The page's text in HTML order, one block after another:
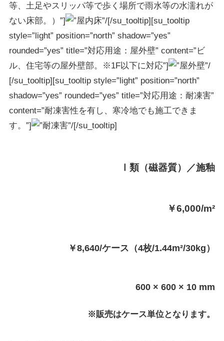
等、土足やスリッパ等で歩く場所で雨水等の水濡れが
ない床部。）”]
[/su_tooltip][su_tooltip
style=”light” position=”north” shadow=”yes”
rounded=”yes” title=”対応用途：屋外壁” content=”ビ
ル、住宅等の屋外壁部。※1F以下に対応”]
[/su_tooltip][su_tooltip style=”light” position=”north”
shadow=”yes” rounded=”yes” title=”対応用途：耐凍害”
content=”耐凍害性を有し、寒冷地でも施工できま
す。”]
[/su_tooltip]
Ⅰ類（磁器質）／施釉
￥6,000/m²
￥8,640/ケース（4枚/1.44m²/30kg）
600 × 600 × 10 mm
※販売はケース単位となります。